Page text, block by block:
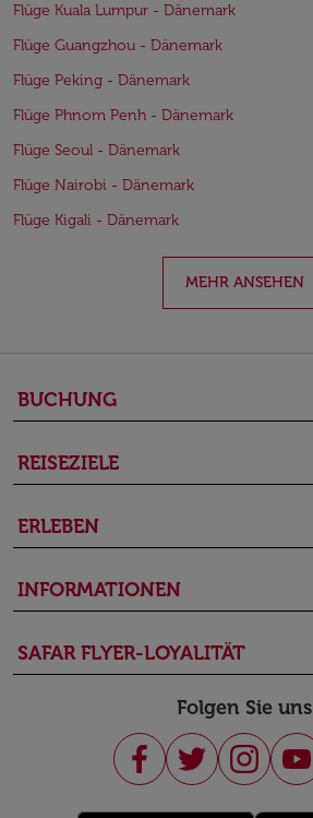
Flüge Kuala Lumpur - Dänemark
Flüge Guangzhou - Dänemark
Flüge Peking - Dänemark
Flüge Phnom Penh - Dänemark
Flüge Seoul - Dänemark
Flüge Nairobi - Dänemark
Flüge Kigali - Dänemark
MEHR ANSEHEN
BUCHUNG
REISEZIELE
ERLEBEN
INFORMATIONEN
SAFAR FLYER-LOYALITÄT
Folgen Sie uns